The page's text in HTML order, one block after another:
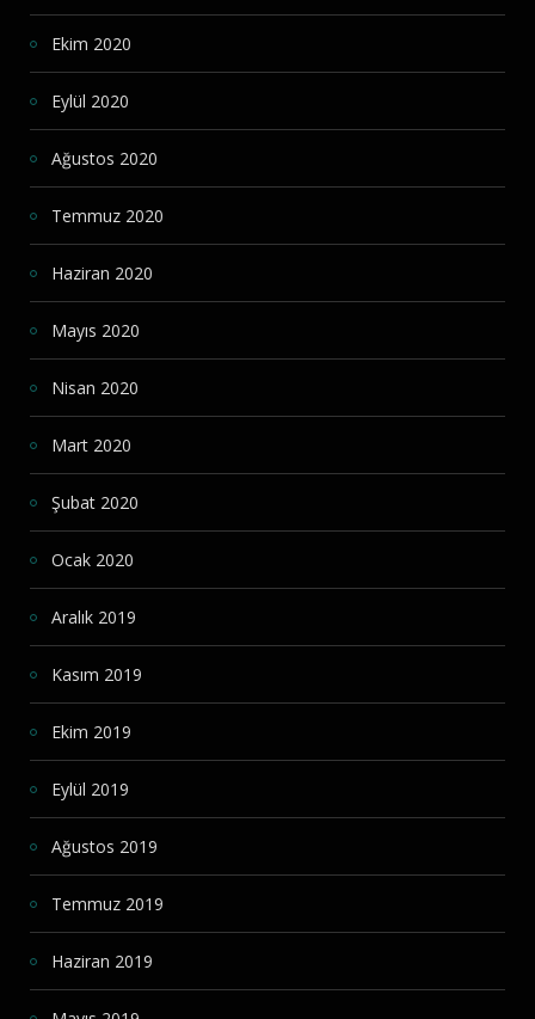
Ekim 2020
Eylül 2020
Ağustos 2020
Temmuz 2020
Haziran 2020
Mayıs 2020
Nisan 2020
Mart 2020
Şubat 2020
Ocak 2020
Aralık 2019
Kasım 2019
Ekim 2019
Eylül 2019
Ağustos 2019
Temmuz 2019
Haziran 2019